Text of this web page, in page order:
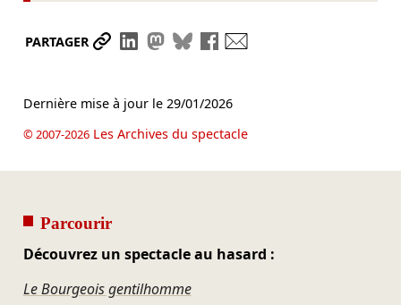
PARTAGER Partager le lien
Partager sur LinkedIn
Partager sur Mastodon
Partager sur Bluesky
Partager sur Facebook
Dernière mise à jour le 29/01/2026
© 2007-2026Les Archives du spectacle
Parcourir
Découvrez un spectacle au hasard :
Le Bourgeois gentilhomme